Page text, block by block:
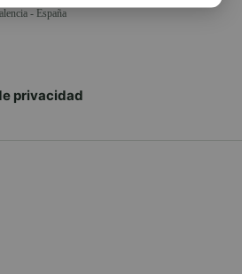
- España
privacidad